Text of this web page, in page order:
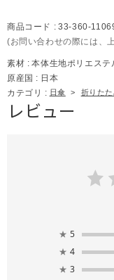
商品コード : 33-360-
(お問い合わせの際には、
素材 : 本体生地ポリエステ
原産国 : 日本
カテゴリ : 日傘 > 折りた
レビュー
★ 5
★ 4
★ 3